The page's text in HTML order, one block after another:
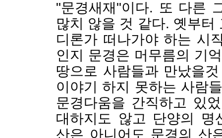
"문경새재"이다. 또 다른
많치 않을 것 같다. 옛부
디론가 떠나가야 하는 시
인지 문경은 머무름의 기
땅으로 사람들과 만났을
이야기 하지 못하는 사람
문경다움을 간직하고 있
대하지도 않고 단양의 명
산은 아니어도 문경의 산